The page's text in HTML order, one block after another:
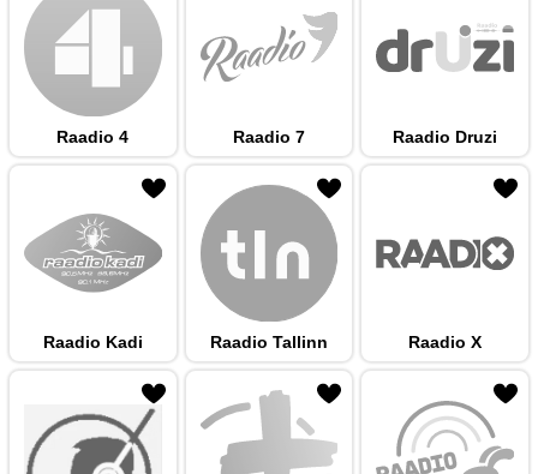
Raadio 4 Raadio 7 Raadio Druzi
Raadio Kadi Raadio Tallinn Raadio X